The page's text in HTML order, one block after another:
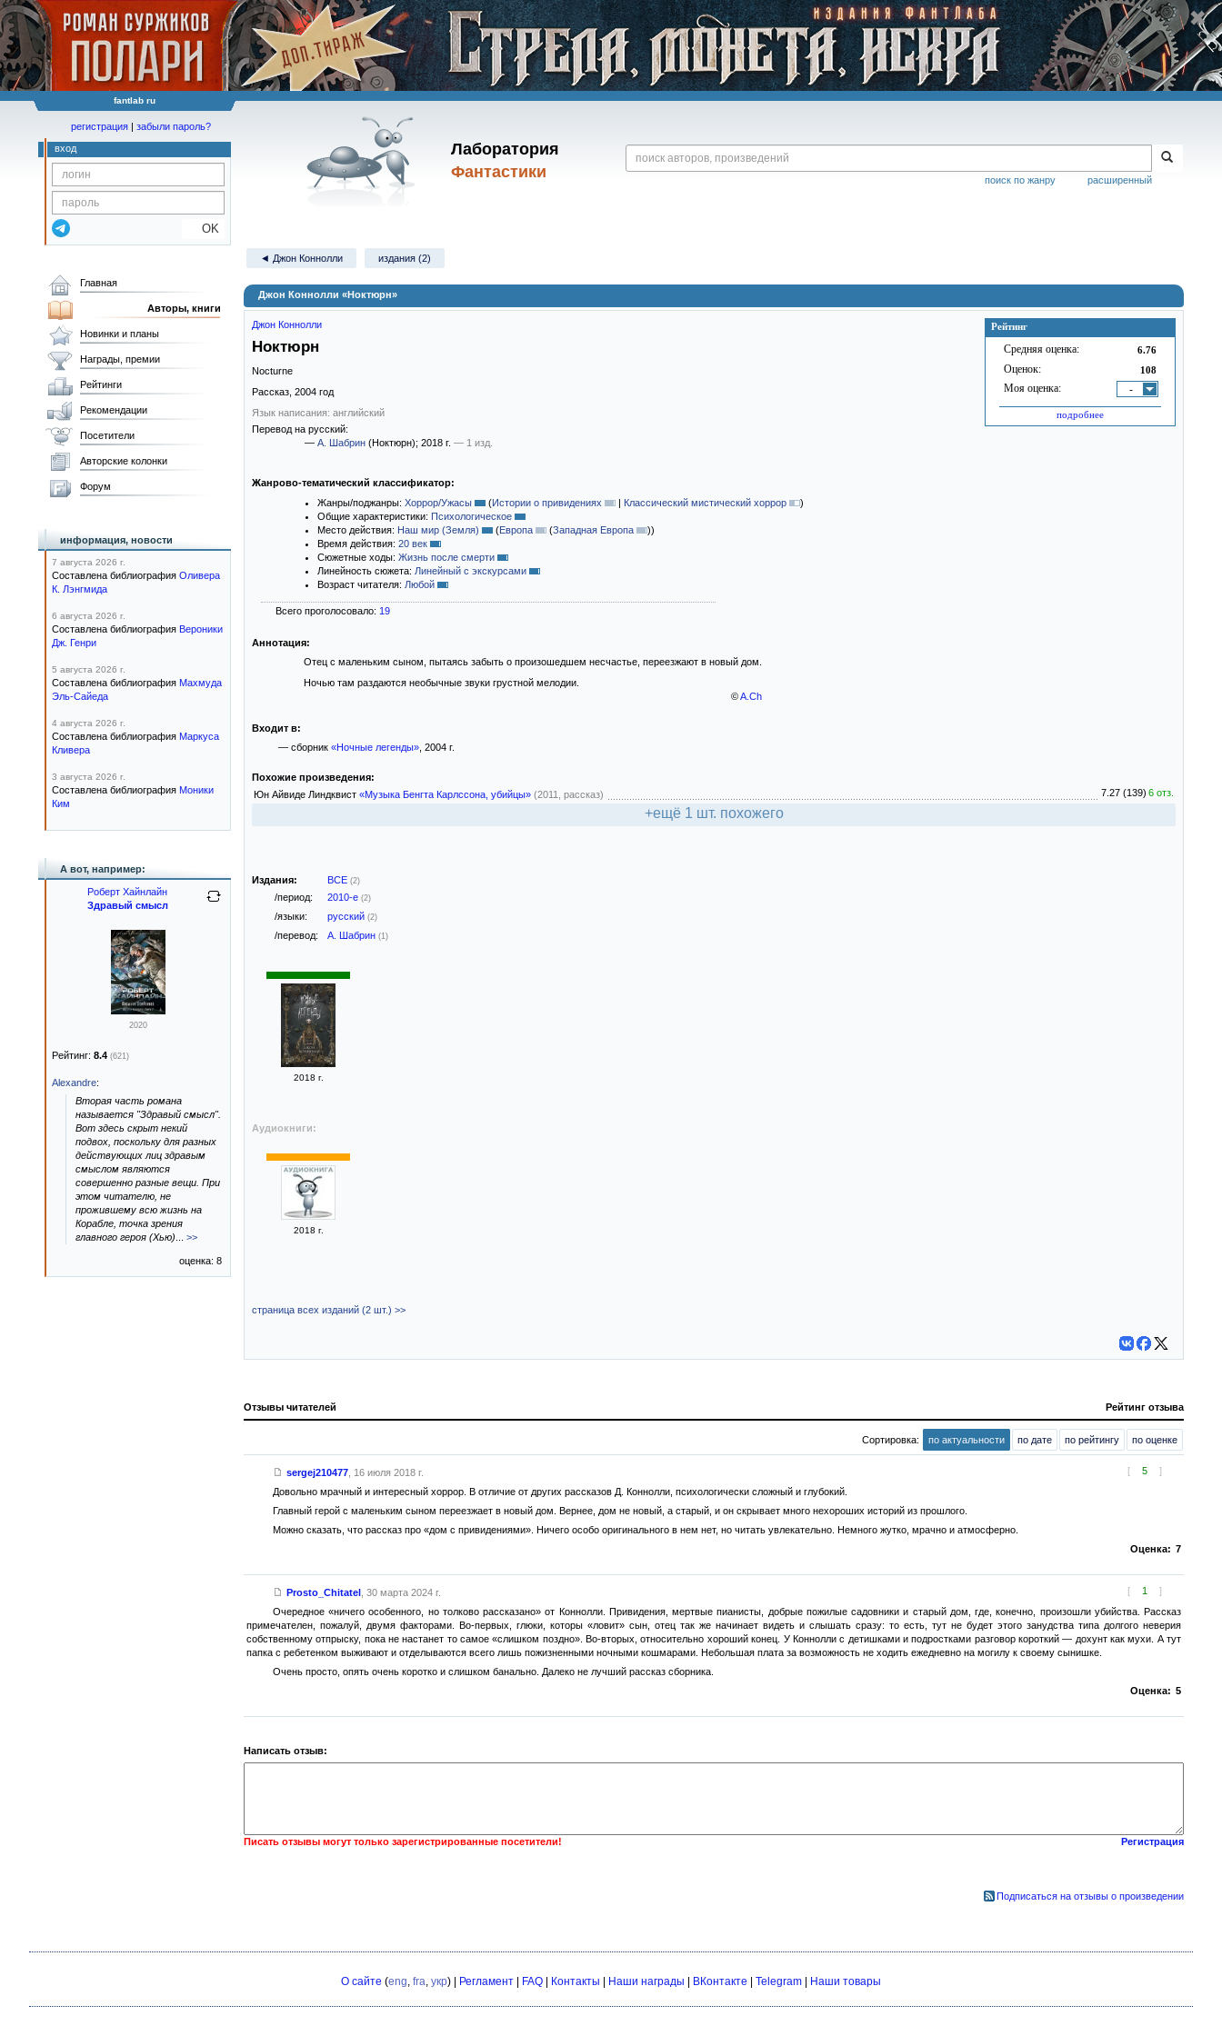
fantlab ru
Лаборатория
Фантастики
расширенный
поиск по жанру
регистрация | забыли пароль?
вход
OK
◄ Джон Коннолли издания (2)
Джон Коннолли «Ноктюрн»
Рейтинг
Средняя оценка: 6.76
Оценок: 108
Моя оценка: -
подробнее
Джон Коннолли
Ноктюрн
Nocturne
Рассказ, 2004 год
Язык написания: английский
Перевод на русский:
— А. Шабрин (Ноктюрн); 2018 г. — 1 изд.
Жанрово-тематический классификатор:
Жанры/поджанры: Хоррор/Ужасы (Истории о привидениях | Классический мистический хоррор
)
Общие характеристики: Психологическое
Место действия: Наш мир (Земля) (Европа (Западная Европа ))
Время действия: 20 век
Сюжетные ходы: Жизнь после смерти
Линейность сюжета: Линейный с экскурсами
Возраст читателя: Любой
Всего проголосовало: 19
Аннотация:
Отец с маленьким сыном, пытаясь забыть о произошедшем несчастье, переезжают в новый дом.
Ночью там раздаются необычные звуки грустной мелодии.
©A.Ch
Входит в:
— сборник «Ночные легенды», 2004 г.
Похожие произведения:
Юн Айвиде Линдквист «Музыка Бенгта Карлссона, убийцы» (2011, рассказ) 7.27 (139) 6 отз.
+ещё 1 шт. похожего
Издания: ВСЕ (2)
/период: 2010-е (2)
/языки: русский (2)
/перевод: А. Шабрин (1)
2018 г.
Аудиокниги:
2018 г.
страница всех изданий (2 шт.) >>
Отзывы читателей Рейтинг отзыва
Сортировка: по актуальности по дате по рейтингу по оценке
[ 5 ]
sergej210477, 16 июля 2018 г.
Довольно мрачный и интересный хоррор. В отличие от других рассказов Д. Коннолли, психологически сложный и глубокий.
Главный герой с маленьким сыном переезжает в новый дом. Вернее, дом не новый, а старый, и он скрывает много нехороших историй из прошлого.
Можно сказать, что рассказ про «дом с привидениями». Ничего особо оригинального в нем нет, но читать увлекательно. Немного жутко, мрачно и атмосферно.
Оценка: 7
[ 1 ]
Prosto_Chitatel, 30 марта 2024 г.
Очередное «ничего особенного, но толково рассказано» от Коннолли. Привидения, мертвые пианисты, добрые пожилые садовники и старый дом, где, конечно, произошли убийства. Рассказ
примечателен, пожалуй, двумя факторами. Во-первых, глюки, которы «ловит» сын, отец так же начинает видеть и слышать сразу: то есть, тут не будет этого занудства типа долгого неверия
собственному отпрыску, пока не настанет то самое «слишком поздно». Во-вторых, относительно хороший конец. У Коннолли с детишками и подростками разговор короткий — дохунт как мухи. А тут
папка с ребетенком выживают и отделываются всего лишь пожизненными ночными кошмарами. Небольшая плата за возможность не ходить ежедневно на могилу к своему сынишке.
Очень просто, опять очень коротко и слишком банально. Далеко не лучший рассказ сборника.
Оценка: 5
Написать отзыв:
Писать отзывы могут только зарегистрированные посетители! Регистрация
Подписаться на отзывы о произведении
Главная
Авторы, книги
Новинки и планы
Награды, премии
Рейтинги
Рекомендации
Посетители
Авторские колонки
Форум
информация, новости
7 августа 2026 г.
Составлена библиография Оливера
К. Лэнгмида
6 августа 2026 г.
Составлена библиография Вероники
Дж. Генри
5 августа 2026 г.
Составлена библиография Махмуда
Эль-Сайеда
4 августа 2026 г.
Составлена библиография Маркуса
Кливера
3 августа 2026 г.
Составлена библиография Моники
Ким
А вот, например:
Роберт Хайнлайн
Здравый смысл
2020
Рейтинг: 8.4 (621)
Alexandre:
Вторая часть романа
называется "Здравый смысл".
Вот здесь скрыт некий
подвох, поскольку для разных
действующих лиц здравым
смыслом являются
совершенно разные вещи. При
этом читателю, не
прожившему всю жизнь на
Корабле, точка зрения
главного героя (Хью)
>>
оценка: 8
О сайте (eng fra укр) | Регламент | FAQ | Контакты | Наши награды | ВКонтакте | Telegram | Наши товары